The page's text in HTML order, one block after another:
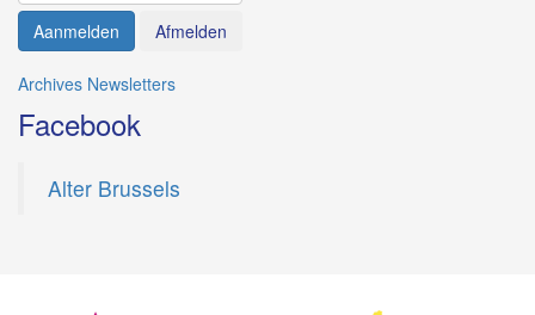
Archives Newsletters
Facebook
Alter Brussels